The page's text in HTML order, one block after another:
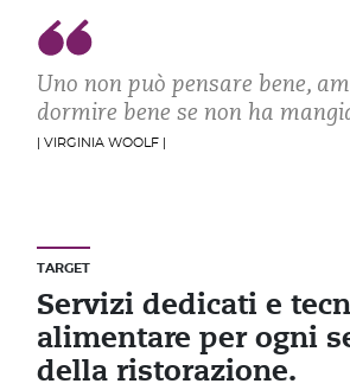
Uno non può pensare bene,
dormire bene se non ha
| VIRGINIA WOOLF |
TARGET
Servizi dedicati e
alimentare per ogni
della ristorazione.